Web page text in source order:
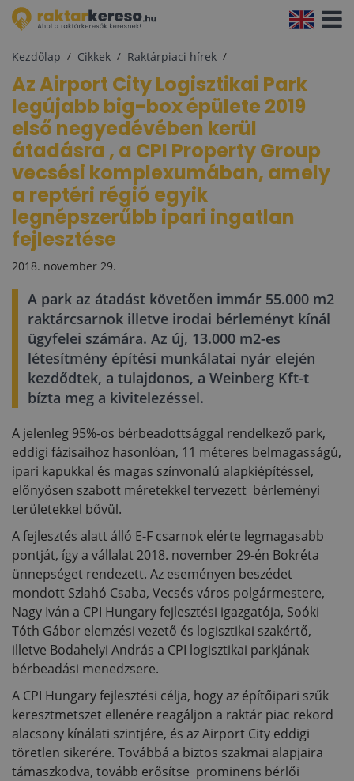
Kezdőlap Cikkek Raktárpiaci hírek
Az Airport City Logisztikai Park
legújabb big-box épülete 2019
első negyedévében kerül
átadásra , a CPI Property Group
vecsési komplexumában, amely
a reptéri régió egyik
legnépszerűbb ipari ingatlan
fejlesztése
2018. november 29.
A park az átadást követően immár 55.000 m2
raktárcsarnok illetve irodai bérleményt kínál
ügyfelei számára. Az új, 13.000 m2-es
létesítmény építési munkálatai nyár elején
kezdődtek, a tulajdonos, a Weinberg Kft-t
bízta meg a kivitelezéssel.
A jelenleg 95%-os bérbeadottsággal rendelkező park,
eddigi fázisaihoz hasonlóan, 11 méteres belmagasságú,
ipari kapukkal és magas színvonalú alapkiépítéssel,
előnyösen szabott méretekkel tervezett bérleményi
területekkel bővül.
A fejlesztés alatt álló E-F csarnok elérte legmagasabb
pontját, így a vállalat 2018. november 29-én Bokréta
ünnepséget rendezett. Az eseményen beszédet
mondott Szlahó Csaba, Vecsés város polgármestere,
Nagy Iván a CPI Hungary fejlesztési igazgatója, Soóki
Tóth Gábor elemzési vezető és logisztikai szakértő,
illetve Bodahelyi András a CPI logisztikai parkjának
bérbeadási menedzsere.
A CPI Hungary fejlesztési célja, hogy az építőipari szűk
keresztmetszet ellenére reagáljon a raktár piac rekord
alacsony kínálati szintjére, és az Airport City eddigi
töretlen sikerére. Továbbá a biztos szakmai alapjaira
támaszkodva, tovább erősítse prominens bérlői